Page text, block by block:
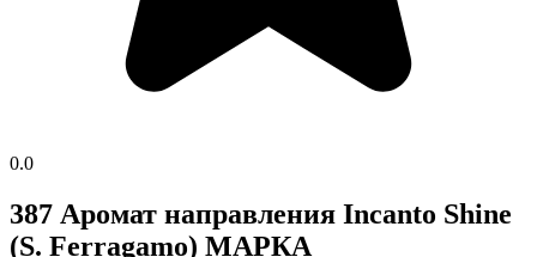
0.0
387 Аромат направления Incanto Shine
(S. Ferragamo) МАРКА